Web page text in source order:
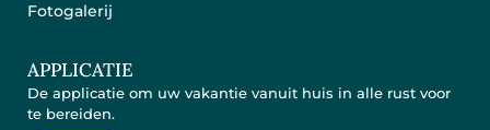
Fotogalerij
APPLICATIE
De applicatie om uw vakantie vanuit huis in alle rust voor
te bereiden.